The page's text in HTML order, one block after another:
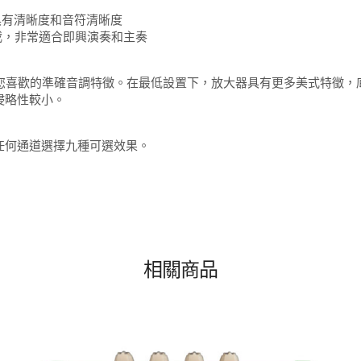
有清晰度和音符清晰度
非常適合即興演奏和主奏
喜歡的準確音調特徵。在最低設置下，放大器具有更多美式特徵
性較小。
何通道選擇九種可選效果。
相關商品